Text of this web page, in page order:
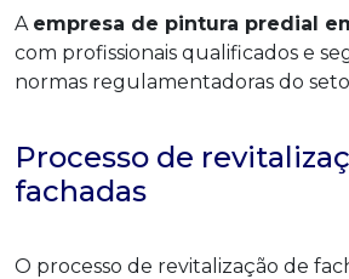
A empresa de pintura predial
com profissionais qualificados e
normas regulamentadoras do
Processo de
fachadas
O processo de revitalização de